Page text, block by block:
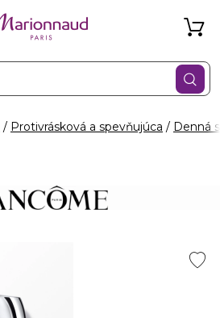
Protivrásková a spevňujúca Denná